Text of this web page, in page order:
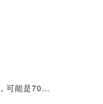
DeepSeek 表明：未来 10 年，可能是70后80后最艰难的10 年